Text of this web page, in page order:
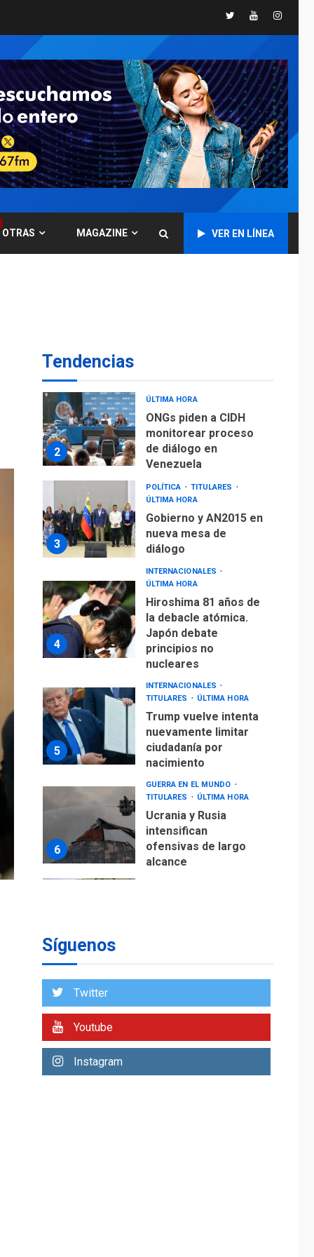
TwitterYoutube
OTRAS MAGAZINE VER EN LÍNEA
Tendencias
5
ÚLTIMA HORA
Trump vuelve intenta
nuevamente limitar
ciudadanía por
nacimiento
6
GUERRA EN EL MUNDO
TITULARES
ÚLTIMA HORA
Ucrania y Rusia
intensifican
ofensivas de largo
alcance
LATINOAMÉRICA Y CARIBE
EEUU sanciona a ocho
2
ÚLTIMA HORA
ONGs piden a CIDH
monitorear proceso
de diálogo en
Venezuela
3
POLÍTICA
TITULARES
ÚLTIMA HORA
Gobierno y AN2015 en
nueva mesa de
diálogo
4
INTERNACIONALES
ÚLTIMA HORA
Hiroshima 81 años de
la debacle atómica.
Japón debate
principios no
nucleares
5
INTERNACIONALES
TITULARES
ÚLTIMA HORA
Trump vuelve intenta
nuevamente limitar
ciudadanía por
nacimiento
6
GUERRA EN EL MUNDO
TITULARES
ÚLTIMA HORA
Ucrania y Rusia
intensifican
ofensivas de largo
alcance
7
1
TITULARES
ÚLTIMA HORA
asumirá Presidencia
fuera de Bogotá
Síguenos
Twitter
Youtube
Instagram